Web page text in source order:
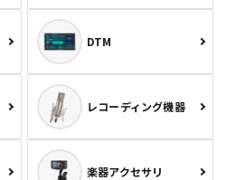
DTM
レコーディング機器
楽器アクセサリ